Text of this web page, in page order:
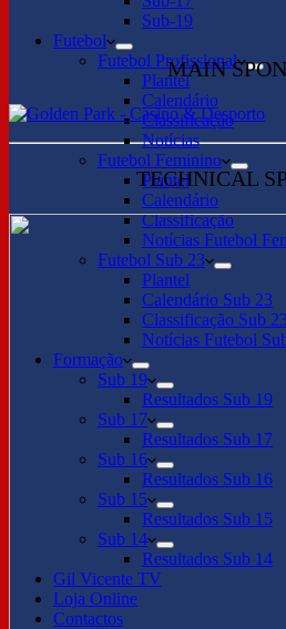
Sub-19
Futebol
Futebol Profissional
Plantel
Calendário
Classificação
Notícias
Futebol Feminino
Plantel
Calendário
Classificação
Notícias Futebol
Futebol Sub 23
Plantel
Calendário Sub 23
Classificação Sub
Notícias Futebol
Formação
Sub 19
Resultados Sub 19
Sub 17
Resultados Sub 17
Sub 16
Resultados Sub 16
Sub 15
Resultados Sub 15
Sub 14
Resultados Sub 14
Gil Vicente TV
Loja Online
Contactos
MAIN
TECHNICAL